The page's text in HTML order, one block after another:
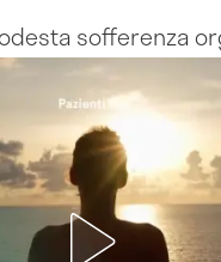
sofferenza